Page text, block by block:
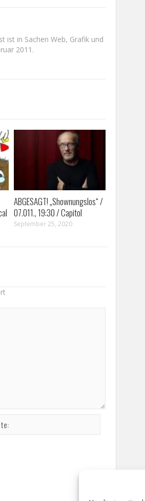
ist in Sachen Web, Grafik und
2011.
ABGESAGT! „Shownungslos“ /
07.011., 19:30 / Capitol
September 25, 2020